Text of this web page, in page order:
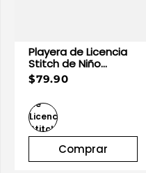
Playera de Licencia
Stitch de Niño
Infantil
$79.90
Comprar